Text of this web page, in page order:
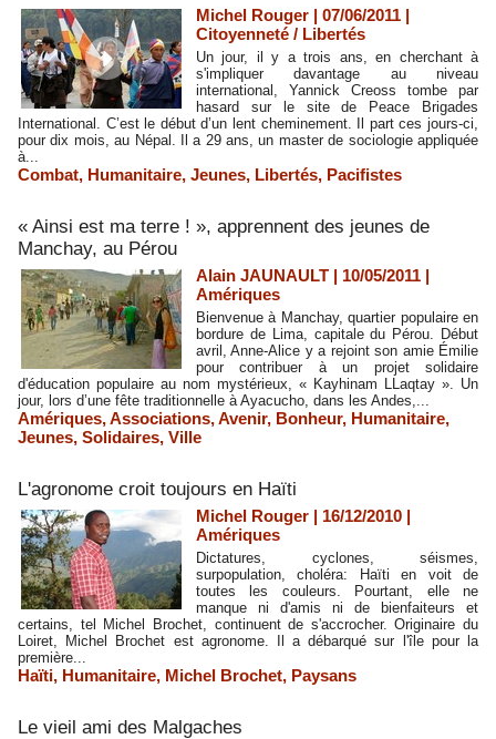
Michel Rouger | 07/06/2011 |
Citoyenneté / Libertés
Un jour, il y a trois ans, en cherchant à
s'impliquer davantage au niveau
international, Yannick Creoss tombe par
hasard sur le site de Peace Brigades
International. C’est le début d’un lent cheminement. Il part ces jours-ci,
pour dix mois, au Népal. Il a 29 ans, un master de sociologie appliquée
à...
Combat, Humanitaire, Jeunes, Libertés, Pacifistes
« Ainsi est ma terre ! », apprennent des jeunes de
Manchay, au Pérou
Alain JAUNAULT | 10/05/2011 |
Amériques
Bienvenue à Manchay, quartier populaire en
bordure de Lima, capitale du Pérou. Début
avril, Anne-Alice y a rejoint son amie Émilie
pour contribuer à un projet solidaire
d'éducation populaire au nom mystérieux, « Kayhinam LLaqtay ». Un
jour, lors d’une fête traditionnelle à Ayacucho, dans les Andes,...
Amériques,Associations,Avenir, Bonheur, Humanitaire,
Jeunes, Solidaires, Ville
L'agronome croit toujours en Haïti
Michel Rouger | 16/12/2010 |
Amériques
Dictatures, cyclones, séismes,
surpopulation, choléra: Haïti en voit de
toutes les couleurs. Pourtant, elle ne
manque ni d'amis ni de bienfaiteurs et
certains, tel Michel Brochet, continuent de s'accrocher. Originaire du
Loiret, Michel Brochet est agronome. Il a débarqué sur l'île pour la
première...
Haïti, Humanitaire, Michel Brochet, Paysans
Le vieil ami des Malgaches